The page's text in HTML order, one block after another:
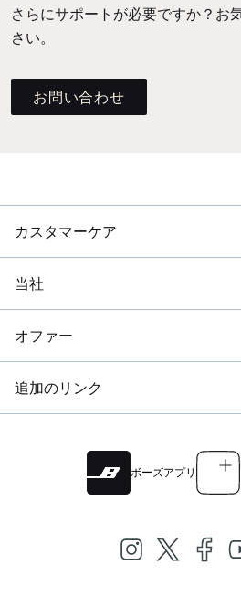
さらにサポートが必要ですか？お
さい。
お問い合わせ
カスタマーケア
当社
オファー
追加のリンク
ボーズアプリ